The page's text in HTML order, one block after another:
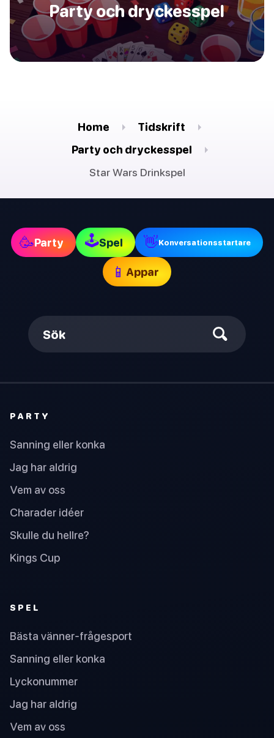
Party och dryckesspel
Home
Tidskrift
Party och dryckesspel
Star Wars Drinkspel
🥳Party 🕹Spel 👋Konversationsstartare
📱 Appar
Sök
PARTY
Sanning eller konka
Jag har aldrig
Vem av oss
Charader idéer
Skulle du hellre?
Kings Cup
SPEL
Bästa vänner-frågesport
Sanning eller konka
Lyckonummer
Jag har aldrig
Vem av oss